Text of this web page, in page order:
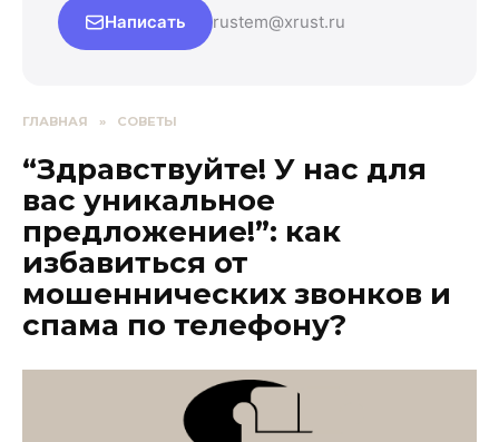
Написать rustem@xrust.ru
ГЛАВНАЯ » СОВЕТЫ
“Здравствуйте! У нас для
вас уникальное
предложение!”: как
избавиться от
мошеннических звонков и
спама по телефону?